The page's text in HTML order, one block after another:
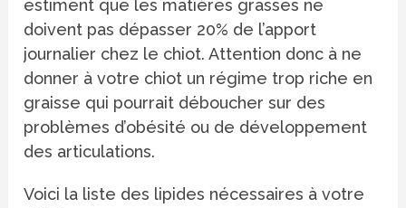
estiment que les matières grasses ne
doivent pas dépasser 20% de l’apport
journalier chez le chiot. Attention donc à ne
donner à votre chiot un régime trop riche en
graisse qui pourrait déboucher sur des
problèmes d’obésité ou de développement
des articulations.
Voici la liste des lipides nécessaires à votre